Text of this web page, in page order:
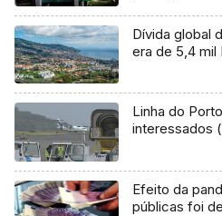
Dívida global
era de 5,4 mil
Linha do
interessados
Efeito da
públicas foi